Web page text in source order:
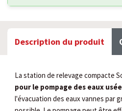
Description du produit
La station de relevage compacte
pour le pompage des eaux
l'évacuation des eaux vannes par